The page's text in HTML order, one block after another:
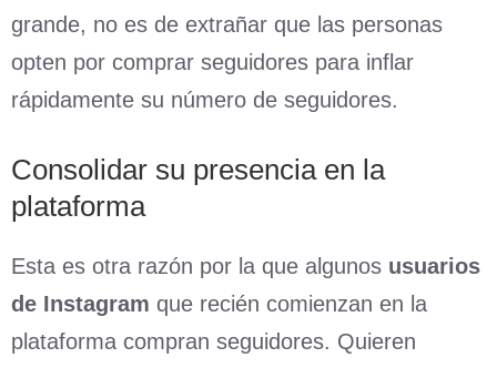
grande, no es de extrañar que las personas
opten por comprar seguidores para inflar
rápidamente su número de seguidores.
Consolidar su presencia en la
plataforma
Esta es otra razón por la que algunos usuarios
de Instagram que recién comienzan en la
plataforma compran seguidores. Quieren